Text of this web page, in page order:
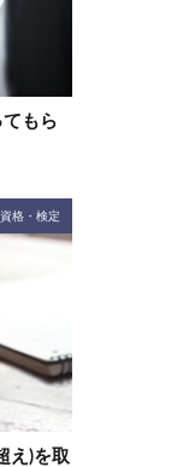
もら
資格・検定
え)を取